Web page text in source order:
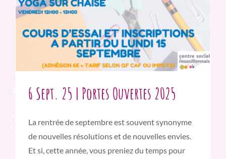
6 Sept. 25 | Portes Ouvertes 2025
La rentrée de septembre est souvent synonyme
de nouvelles résolutions et de nouvelles envies.
Et si, cette année, vous preniez du temps pour